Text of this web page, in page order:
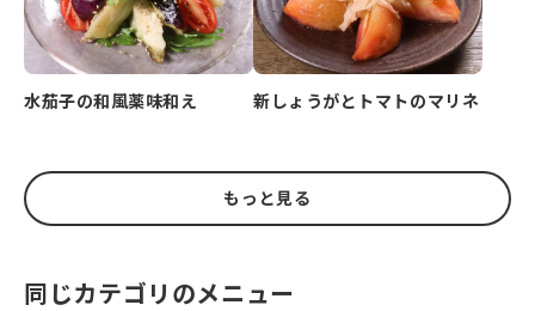
水茄子の和風薬味和え 新しょうがとトマトのマリネ
もっと見る
同じカテゴリのメニュー